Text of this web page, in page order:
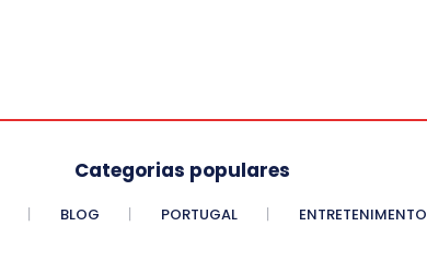
Categorias populares
BLOG PORTUGAL ENTRETENIMENTO